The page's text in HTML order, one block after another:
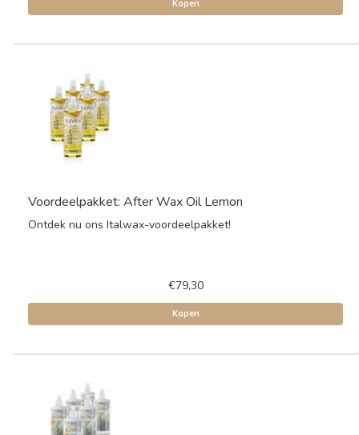
Kopen
Voordeelpakket: After Wax Oil Lemon
Ontdek nu ons Italwax-voordeelpakket!
€79,30
Kopen